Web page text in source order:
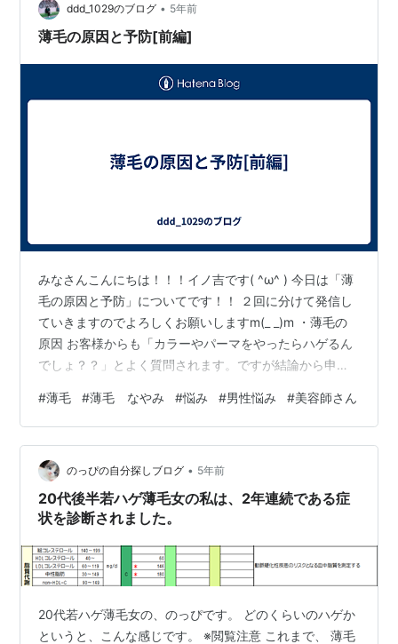
第に「育毛ケア商品」を買って試してみたり、育毛サロ
ンに通っても実感はなく、正直諦めてい…
ddd_1029のブログ • 5年前
薄毛の原因と予防[前編]
みなさんこんにちは！！！イノ吉です( ^ω^ ) 今日は「薄
毛の原因と予防」についてです！！ ２回に分けて発信し
ていきますのでよろしくお願いしますm(_ _)m ・薄毛の
原因 お客様からも「カラーやパーマをやったらハゲるん
でしょ？？」とよく質問されます。ですが結論から申し
度なツイストパーマをかけて髪の毛が傷んで抜けてしま
うことはありますがカラーやパーマでハゲると言うこと
はありません。 では、原因はなんなのでしょう？ もちろ
ん遺伝も関係してきますが代表的なものをいくつかご紹
介します！٩( 'ω' )و 睡眠不足 暴飲暴食 過度な飲酒 過度な
喫煙…
#薄毛 #薄毛 なやみ #悩み #男性悩み #美容師さん
のっぴの自分探しブログ • 5年前
20代後半若ハゲ薄毛女の私は、2年連続である症
状を診断されました。
20代若ハゲ薄毛女の、のっぴです。 どのくらいのハゲか
というと、こんな感じです。 ※閲覧注意 これまで、 薄毛